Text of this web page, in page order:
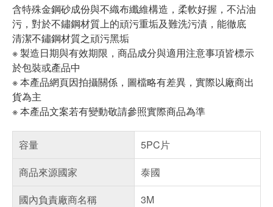
含特殊金鋼砂成份與不織布纖維構造，柔軟好握，不沾油
污，對於不鏽鋼材質上的頑污重垢及難洗污漬，能徹底
清潔不鏽鋼材質之頑污黑垢
※ 製造日期與有效期限，商品成分與適用注意事項皆標示
於包裝或產品中
※ 本產品網頁因拍攝關係，圖檔略有差異，實際以廠商出
貨為主
※ 本產品文案若有變動敬請參照實際商品為準
容量
5PC片
商品來源國家
泰國
國內負責廠商名稱
3M